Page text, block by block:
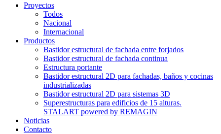
Proyectos
Todos
Nacional
Internacional
Productos
Bastidor estructural de fachada entre forjados
Bastidor estructural de fachada continua
Estructura portante
Bastidor estructural 2D para fachadas, baños y cocinas
industrializadas
Bastidor estructural 2D para sistemas 3D
Superestructuras para edificios de 15 alturas.
STALART powered by REMAGIN
Noticias
Contacto